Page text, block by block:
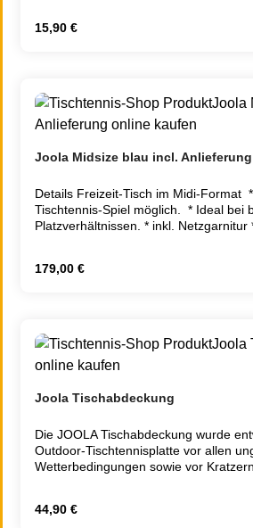
Regulärer Preis:
15,90 €
Joola Midsize blau incl. Anlieferung
Details Freizeit-Tisch im Midi-Format * Richtiges
Tischtennis-Spiel möglich. * Ideal bei
Platzverhältnissen. * inkl. Netzgarnitur
ITTF-Zulassung Nein Behindertengerechte Ausführung
Regulärer Preis:
179,00 €
Joola Tischabdeckung
Die JOOLA Tischabdeckung wurde
Outdoor-Tischtennisplatte vor allen
Wetterbedingungen sowie vor
Schnallen und Riemen ausgestattet,
Regulärer Preis:
44,90 €